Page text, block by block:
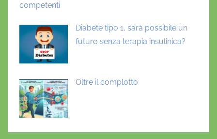
competenti
Diabete tipo 1, sarà possibile un
futuro senza terapia insulinica?
Oltre il complotto